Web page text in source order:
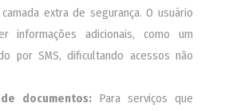
extra de segurança. O usuário
informações adicionais, como um
por SMS, dificultando acessos não
documentos:Para serviços que